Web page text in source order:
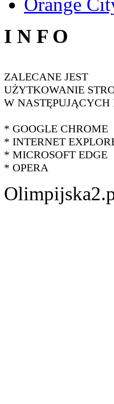
I N F O
ZALECANE JEST
UŻYTKOWANIE
W
* GOOGLE CHROME
* INTERNET
* MICROSOFT EDGE
* OPERA